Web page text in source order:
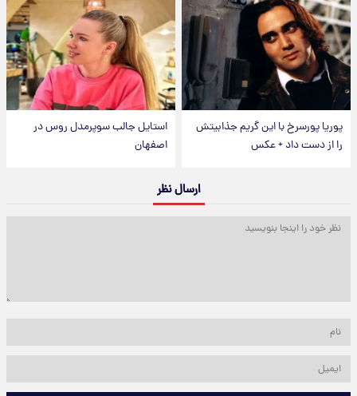
پوریا پورسرخ با این گریم جذابیتش
را از دست داد + عکس
استایل جالب سوپرمدل روس در
اصفهان
ارسال نظر